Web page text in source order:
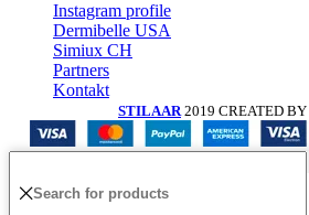
Instagram profile
Dermibelle USA
Simiux CH
Partners
Kontakt
STILAAR 2019 CREATED BY